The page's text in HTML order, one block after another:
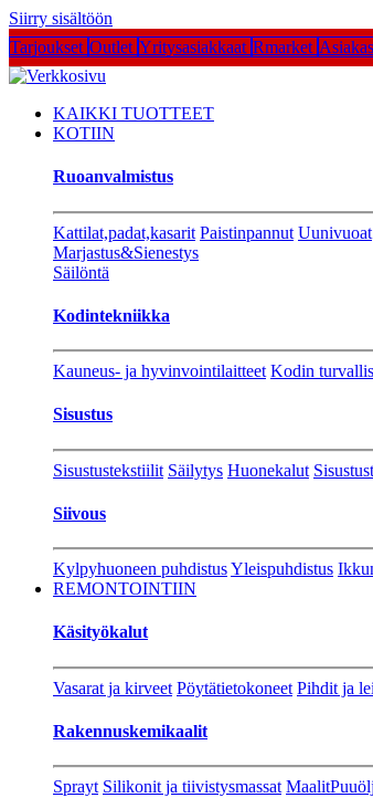
Siirry sisältöön
Tarjoukset Outlet Yritysasiakkaat Rmarket
KAIKKI TUOTTEET
KOTIIN
Ruoanvalmistus
Kattilat,padat,kasarit Paistinpannut Uunivuoat
Marjastus&Sienestys
Säilöntä
Kodintekniikka
Kauneus- ja hyvinvointilaitteet Kodin
Sisustus
Sisustustekstiilit Säilytys Huonekalut
Siivous
Kylpyhuoneen puhdistusYleispuhdistus
REMONTOINTIIN
Käsityökalut
Vasarat ja kirveet Pöytätietokoneet Pihdit ja
Rakennuskemikaalit
Sprayt Silikonit ja tiivistysmassat Maalit